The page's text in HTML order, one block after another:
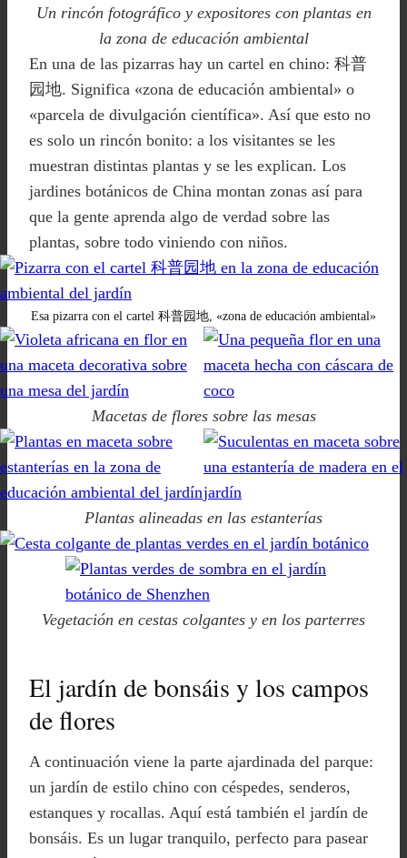
Un rincón fotográfico y expositores con plantas en
la zona de educación ambiental
En una de las pizarras hay un cartel en chino: 科普
园地. Significa «zona de educación ambiental» o
«parcela de divulgación científica». Así que esto no
es solo un rincón bonito: a los visitantes se les
muestran distintas plantas y se les explican. Los
jardines botánicos de China montan zonas así para
que la gente aprenda algo de verdad sobre las
plantas, sobre todo viniendo con niños.
Esa pizarra con el cartel 科普园地, «zona de educación ambiental»
Macetas de flores sobre las mesas
Plantas alineadas en las estanterías
Vegetación en cestas colgantes y en los parterres
El jardín de bonsáis y los campos
de flores
A continuación viene la parte ajardinada del parque:
un jardín de estilo chino con céspedes, senderos,
estanques y rocallas. Aquí está también el jardín de
bonsáis. Es un lugar tranquilo, perfecto para pasear